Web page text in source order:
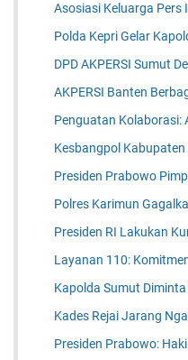
Asosiasi Keluarga Pers
Polda Kepri Gelar
DPD AKPERSI Sumut
AKPERSI Banten
Penguatan Kolaborasi:
Kesbangpol
Presiden Prabowo
Polres Karimun
Presiden RI Lakukan
Layanan 110:
Kapolda Sumut
Kades Rejai Jarang
Presiden Prabowo: